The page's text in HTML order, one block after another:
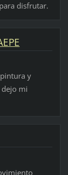
disfrutar.
y
dejo mi